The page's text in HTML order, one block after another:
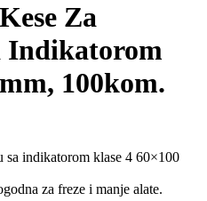
Za
Indikatorom
100kom.
sa indikatorom klase 4 60×100
za freze i manje alate.